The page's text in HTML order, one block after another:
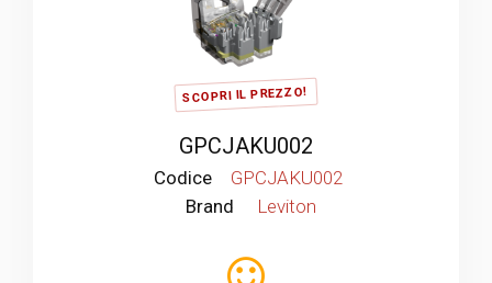
SCOPRI IL PREZZO!
GPCJAKU002
Codice
GPCJAKU002
Brand
Leviton